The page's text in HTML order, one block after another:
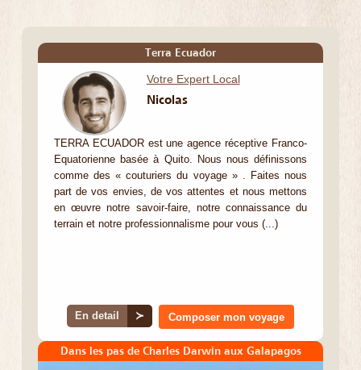
Terra Ecuador
Votre Expert Local
Nicolas
TERRA ECUADOR est une agence réceptive Franco-
Equatorienne basée à Quito. Nous nous définissons
comme des « couturiers du voyage » . Faites nous
part de vos envies, de vos attentes et nous mettons
en œuvre notre savoir-faire, notre connaissance du
terrain et notre professionnalisme pour vous (...)
En detail ≻ Composer mon voyage
Dans les pas de Charles Darwin aux Galapagos